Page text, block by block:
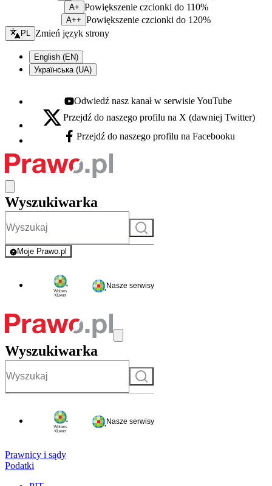
A+ Powiększenie czcionki do 110%
A++ Powiększenie czcionki do 120%
Zmień język - bieżący:
PL Zmień język strony
English (EN)
Українська (UA)
Youtube - otwiera się w nowej karcie
Odwiedź nasz kanał w serwisie YouTube
X - otwiera się w nowej karcie
Przejdź do naszego profilu na X (dawniej Twitter)
Facebook - otwiera się w nowej karcie
Przejdź do naszego profilu na Facebooku
Wyszukiwarka
Szukaj
Moje Prawo.pl
- rejestracja i logowanie do serwisu
Nasze serwisy
Wyszukiwarka
Szukaj
Nasze serwisy
Prawnicy i sądy
Podatki